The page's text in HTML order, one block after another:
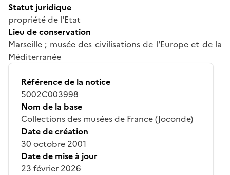
Statut juridique
propriété de l'Etat
Lieu de conservation
Marseille ; musée des civilisations de l'Europe et de la
Méditerranée
Référence de la notice
5002C003998
Nom de la base
Collections des musées de France (Joconde)
Date de création
30 octobre 2001
Date de mise à jour
23 février 2026